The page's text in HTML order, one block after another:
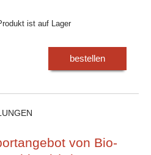
ist auf Lager
bestellen
von Bio-